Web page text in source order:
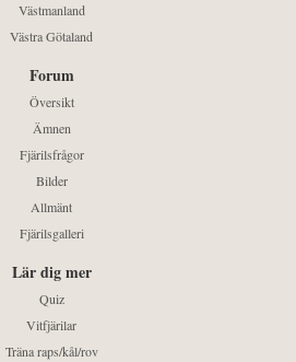
Västmanland
Västra Götaland
Forum
Översikt
Ämnen
Fjärilsfrågor
Bilder
Allmänt
Fjärilsgalleri
Lär dig mer
Quiz
Vitfjärilar
Träna raps/kål/rov